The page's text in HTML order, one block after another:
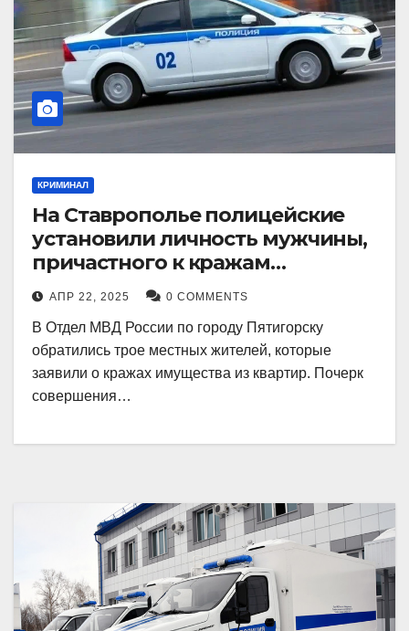
КРИМИНАЛ
На Ставрополье полицейские
установили личность мужчины,
причастного к кражам
имущества из квартир в
Пятигорске
АПР 22, 2025 0 COMMENTS
В Отдел МВД России по городу Пятигорску
обратились трое местных жителей, которые
заявили о кражах имущества из квартир. Почерк
совершения…